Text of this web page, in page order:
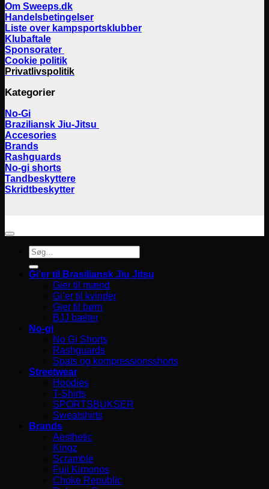
Om Sweeps.dk
Handelsbetingelser
Liste over kampsportsklubber
Klubaftale
Sponsorater
Cookie politik
Privatlivspolitik
Kategorier
No-Gi
Braziliansk Jiu-Jitsu
Accesories
Brands
Rashguards
No-gi shorts
Tandbeskyttere
Skridtbeskytter
Søg
efter:
Gi’er til Brasiliansk Jiu Jitsu
Gier til mænd
Gi’er til kvinder
Gier til børn
BJJ bælter
No-gi
No Gi Shorts
Rashguards
Spats og kompressionsshorts
Streetwear
Hoodies
T-Shirts
SPORTSBUKSER
Sweatshirts
Brands
Aesthetic
Kingz
Scramble
Fuji Kimonos
Choke Republic